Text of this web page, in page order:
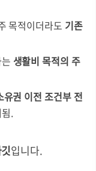
목적이더라도 기존
생활비 목적의 주
유권 이전 조건부 전
.
입니다.